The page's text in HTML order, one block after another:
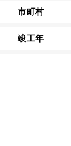
市町村
竣工年